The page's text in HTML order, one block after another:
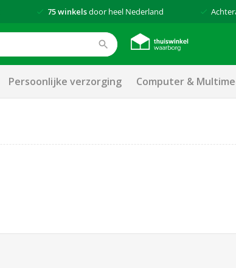
75 winkelsdoor heel Nederland
Persoonlijke verzorging Computer &